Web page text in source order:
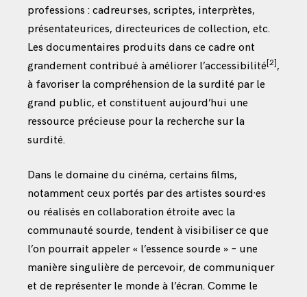
professions : cadreur·ses, scriptes, interprètes,
présentateurices, directeurices de collection, etc.
Les documentaires produits dans ce cadre ont
grandement contribué à améliorer l’accessibilité [2] ,
à favoriser la compréhension de la surdité par le
grand public, et constituent aujourd’hui une
ressource précieuse pour la recherche sur la
surdité.
Dans le domaine du cinéma, certains films,
notamment ceux portés par des artistes sourd·es
ou réalisés en collaboration étroite avec la
communauté sourde, tendent à visibiliser ce que
l’on pourrait appeler « l’essence sourde » – une
manière singulière de percevoir, de communiquer
et de représenter le monde à l’écran. Comme le